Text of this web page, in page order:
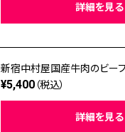
詳細を見る
新宿中村屋国産牛肉のビー
¥5,400 （税込）
詳細を見る